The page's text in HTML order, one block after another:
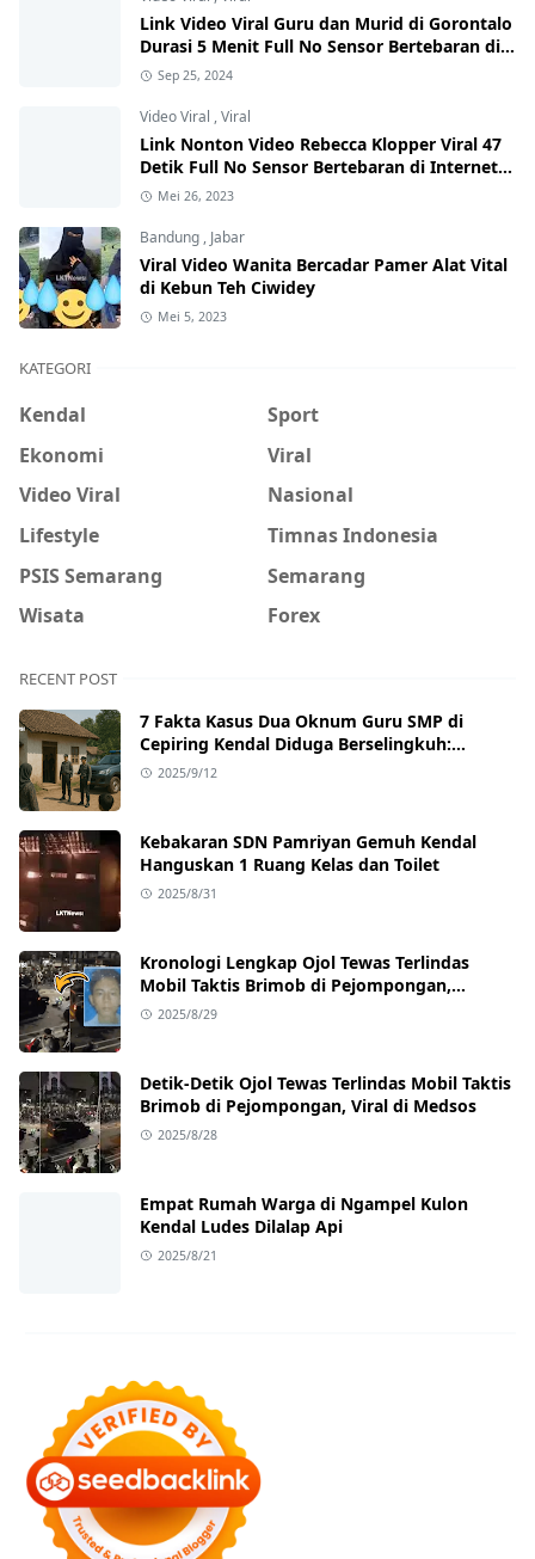
Link Video Viral Guru dan Murid di Gorontalo
Durasi 5 Menit Full No Sensor Bertebaran di
Internet, Hati-Hati Phising!
Sep 25, 2024
Video Viral ,Viral
Link Nonton Video Rebecca Klopper Viral 47
Detik Full No Sensor Bertebaran di Internet,
Hati-Hati Phising!
Mei 26, 2023
Bandung , Jabar
Viral Video Wanita Bercadar Pamer Alat Vital
di Kebun Teh Ciwidey
Mei 5, 2023
KATEGORI
Kendal
Sport
Ekonomi
Viral
Video Viral
Nasional
Lifestyle
Timnas Indonesia
PSIS Semarang
Semarang
Wisata
Forex
RECENT POST
7 Fakta Kasus Dua Oknum Guru SMP di
Cepiring Kendal Diduga Berselingkuh:
Kronologi, Pengakuan, hingga Sanksi
2025/9/12
Kebakaran SDN Pamriyan Gemuh Kendal
Hanguskan 1 Ruang Kelas dan Toilet
2025/8/31
Kronologi Lengkap Ojol Tewas Terlindas
Mobil Taktis Brimob di Pejompongan,
Ternyata Sedang Antar Orderan
2025/8/29
Detik-Detik Ojol Tewas Terlindas Mobil Taktis
Brimob di Pejompongan, Viral di Medsos
2025/8/28
Empat Rumah Warga di Ngampel Kulon
Kendal Ludes Dilalap Api
2025/8/21